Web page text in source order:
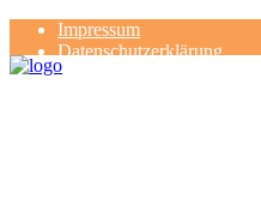
Impressum
Datenschutzerklärung
Kontakt